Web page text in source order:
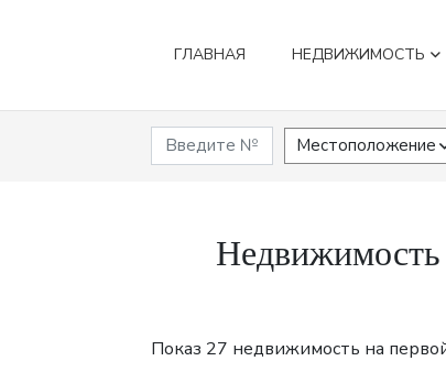
ГЛАВНАЯ НЕДВИЖИМОСТЬ
Местоположение
Недвижимость
Показ 27 недвижимость на